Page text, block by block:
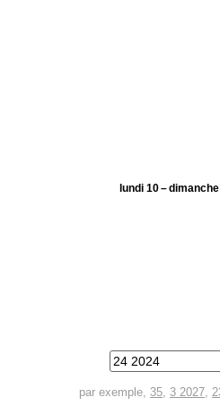
lundi 10 –
par exemple, 35, 3 2027,